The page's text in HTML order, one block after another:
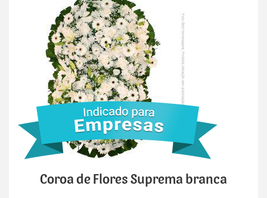
Coroa de Flores Suprema branca